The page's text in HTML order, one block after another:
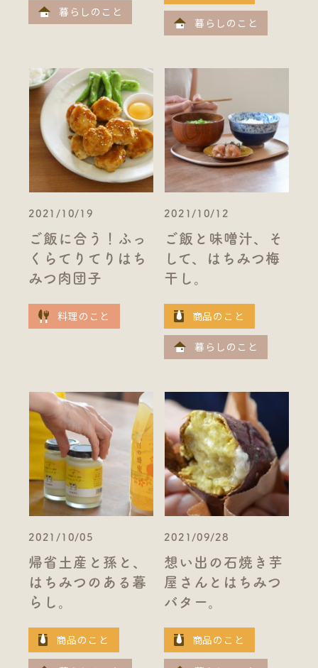
暮らしのこと
暮らしのこと
2021/10/19
ご飯に合う！ふっ
くらてりてりはち
みつ肉団子
料理のこと
2021/10/12
ご飯と味噌汁、そ
して、はちみつ梅
干し。
商品のこと
暮らしのこと
2021/10/05
帰省土産と孫と、
はちみつのある暮
らし。
商品のこと
2021/09/28
想い出の石焼き芋
屋さんとはちみつ
バター。
商品のこと